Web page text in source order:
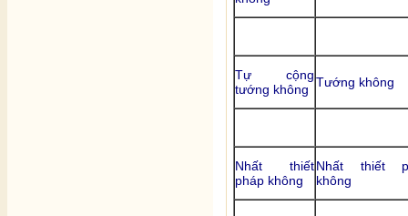
Tự cộng
tướng không Tướng không
Nhất thiết
pháp không
Nhất thiết
không